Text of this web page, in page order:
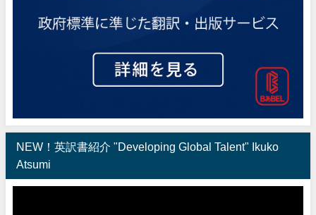
NEW！英訳書紹介 "Developing Global Talent" Ikuko
Atsumi